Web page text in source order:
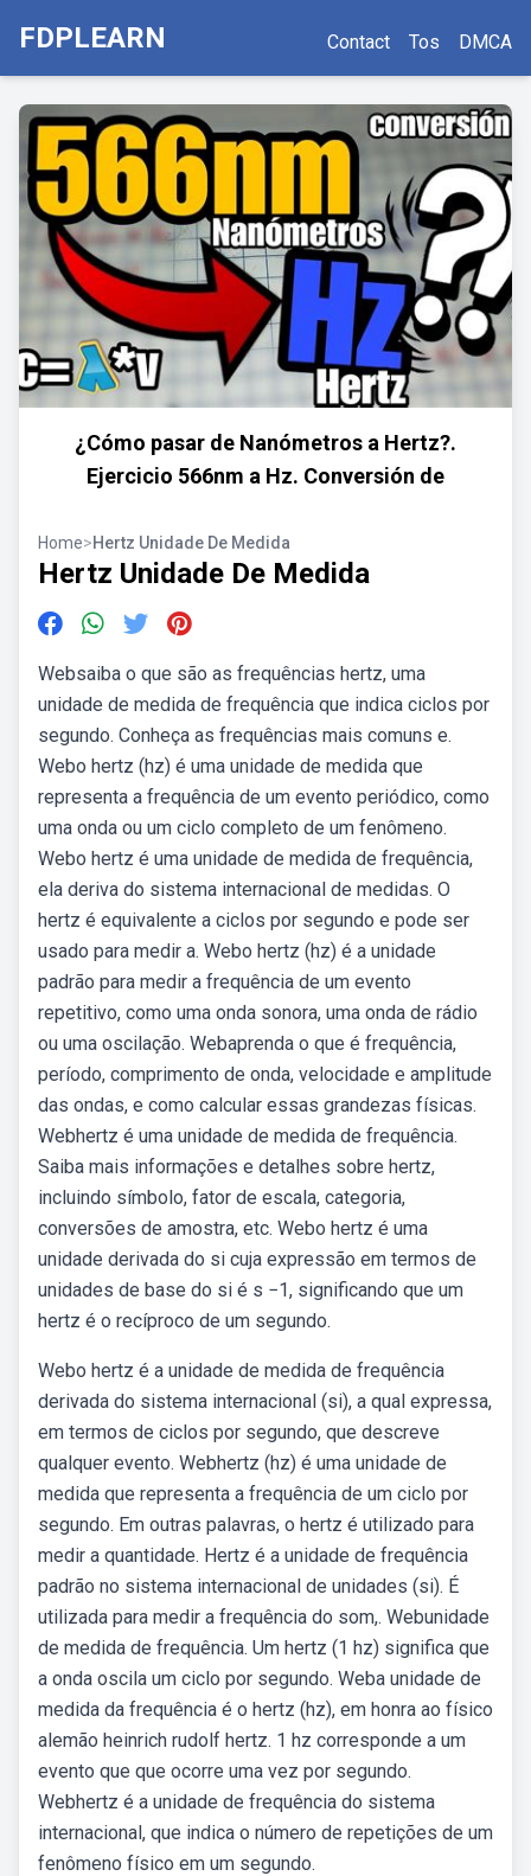
FDPLEARN Contact Tos DMCA
¿Cómo pasar de Nanómetros a Hertz?.
Ejercicio 566nm a Hz. Conversión de
Home>Hertz Unidade De Medida
Hertz Unidade De Medida
Websaiba o que são as frequências hertz, uma
unidade de medida de frequência que indica ciclos por
segundo. Conheça as frequências mais comuns e.
Webo hertz (hz) é uma unidade de medida que
representa a frequência de um evento periódico, como
uma onda ou um ciclo completo de um fenômeno.
Webo hertz é uma unidade de medida de frequência,
ela deriva do sistema internacional de medidas. O
hertz é equivalente a ciclos por segundo e pode ser
usado para medir a. Webo hertz (hz) é a unidade
padrão para medir a frequência de um evento
repetitivo, como uma onda sonora, uma onda de rádio
ou uma oscilação. Webaprenda o que é frequência,
período, comprimento de onda, velocidade e amplitude
das ondas, e como calcular essas grandezas físicas.
Webhertz é uma unidade de medida de frequência.
Saiba mais informações e detalhes sobre hertz,
incluindo símbolo, fator de escala, categoria,
conversões de amostra, etc. Webo hertz é uma
unidade derivada do si cuja expressão em termos de
unidades de base do si é s −1, significando que um
hertz é o recíproco de um segundo.
Webo hertz é a unidade de medida de frequência
derivada do sistema internacional (si), a qual expressa,
em termos de ciclos por segundo, que descreve
qualquer evento. Webhertz (hz) é uma unidade de
medida que representa a frequência de um ciclo por
segundo. Em outras palavras, o hertz é utilizado para
medir a quantidade. Hertz é a unidade de frequência
padrão no sistema internacional de unidades (si). É
utilizada para medir a frequência do som,. Webunidade
de medida de frequência. Um hertz (1 hz) significa que
a onda oscila um ciclo por segundo. Weba unidade de
medida da frequência é o hertz (hz), em honra ao físico
alemão heinrich rudolf hertz. 1 hz corresponde a um
evento que que ocorre uma vez por segundo.
Webhertz é a unidade de frequência do sistema
internacional, que indica o número de repetições de um
fenômeno físico em um segundo.